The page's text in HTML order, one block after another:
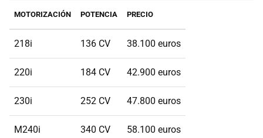
MOTORIZACIÓN POTENCIA PRECIO
218i 136 CV 38.100 euros
220i 184 CV 42.900 euros
230i 252 CV 47.800 euros
M240i 340 CV 58.100 euros